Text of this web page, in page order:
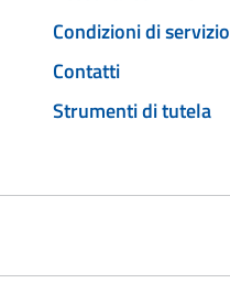
Condizioni di servizio
Contatti
Strumenti di tutela